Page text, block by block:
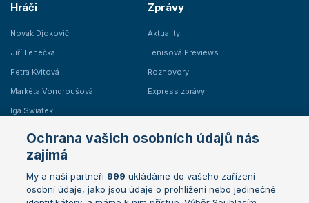
Hráči
Novak Djokovič
Jiří Lehečka
Petra Kvitová
Markéta Vondroušová
Iga Swiatek
Zprávy
Aktuality
Tenisová Previews
Rozhovory
Express zprávy
Žebříčky
Žebříček ATP (muži)
Žebříček WTA (ženy)
Australian Open
French Open
Ochrana vašich osobních údajů nás
zajímá
My a naši partneři 999 ukládáme do vašeho zařízení
osobní údaje, jako jsou údaje o prohlížení nebo jedinečné